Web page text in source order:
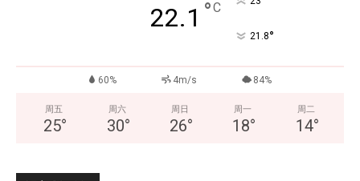
22.1 °C
21.8°
60% 4m/s 84%
周五
25°
周六
30°
周日
26°
周一
18°
周二
14°